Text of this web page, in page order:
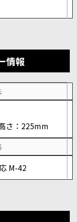
情報
さ：225mm
M-42